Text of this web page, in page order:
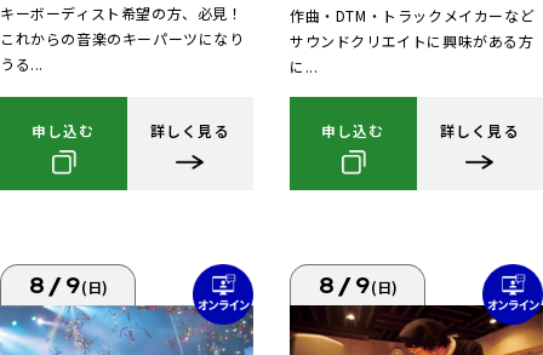
キーボーディスト希望の方、必見！
これからの音楽のキーパーツになり
うる...
申し込む 詳しく見る
作曲・DTM・トラックメイカーなど
サウンドクリエイトに興味がある方
に...
申し込む 詳しく見る
8/9(日) 8/9(日)